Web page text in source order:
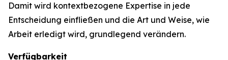
Damit wird kontextbezogene Expertise in jede
Entscheidung einfließen und die Art und Weise, wie
Arbeit erledigt wird, grundlegend verändern.
Verfügbarkeit